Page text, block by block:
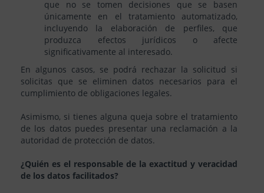
que no se tomen decisiones que se basen
únicamente en el tratamiento automatizado,
incluyendo la elaboración de perfiles, que
produzca efectos jurídicos o afecte
significativamente al interesado.
En algunos casos, se podrá rechazar la solicitud si
solicitas que se eliminen datos necesarios para el
cumplimiento de obligaciones legales.
Asimismo, si tienes alguna queja sobre el tratamiento
de los datos puedes presentar una reclamación a la
autoridad de protección de datos.
¿Quién es el responsable de la exactitud y veracidad
de los datos facilitados?